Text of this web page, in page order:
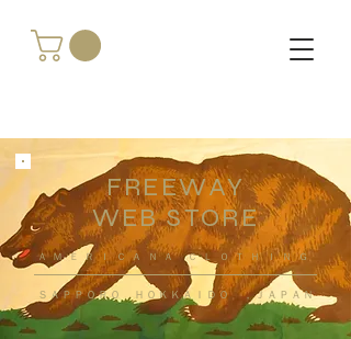
FREEWAY
WEB STORE
​ＡＭＥＲＩＣＡＮＡ ＣＬＯＴＨＩＮＧ
ＳＡＰＰＯＲＯ ＨＯＫＫＡＩＤＯ ，ＪＡＰＡＮ